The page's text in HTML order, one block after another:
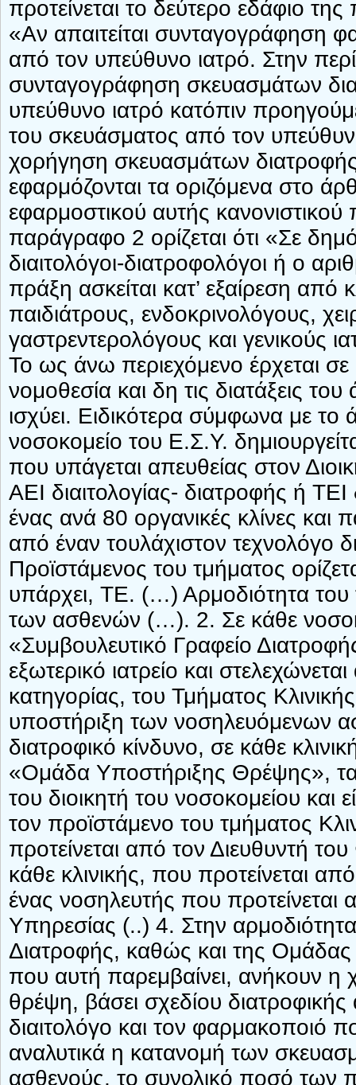
προτείνεται το δεύτερο εδάφιο
«Αν απαιτείται συνταγογράφηση
από τον υπεύθυνο ιατρό. Στην
συνταγογράφηση σκευασμάτων
υπεύθυνο ιατρό κατόπιν
του σκευάσματος από τον
χορήγηση σκευασμάτων διατροφής
εφαρμόζονται τα οριζόμενα στο
εφαρμοστικού αυτής
παράγραφο 2 ορίζεται ότι «Σε
διαιτολόγοι-διατροφολόγοι ή ο
πράξη ασκείται κατ’ εξαίρεση από
παιδιάτρους, ενδοκρινολόγους,
γαστρεντερολόγους και γενικούς
Το ως άνω περιεχόμενο έρχεται
νομοθεσία και δη τις διατάξεις
ισχύει. Ειδικότερα σύμφωνα με
νοσοκομείο του Ε.Σ.Υ.
που υπάγεται απευθείας στον
ΑΕΙ διαιτολογίας- διατροφής ή ΤΕΙ
ένας ανά 80 οργανικές κλίνες
από έναν τουλάχιστον τεχνολόγο
Προϊστάμενος του τμήματος
υπάρχει, ΤΕ. (…) Αρμοδιότητα του
των ασθενών (…). 2. Σε κάθε
«Συμβουλευτικό Γραφείο
εξωτερικό ιατρείο και
κατηγορίας, του Τμήματος
υποστήριξη των νοσηλευόμενων
διατροφικό κίνδυνο, σε κάθε
«Ομάδα Υποστήριξης Θρέψης», τα
του διοικητή του νοσοκομείου και
τον προϊστάμενο του τμήματος
προτείνεται από τον Διευθυντή
κάθε κλινικής, που προτείνεται
ένας νοσηλευτής που προτείνεται
Υπηρεσίας (..) 4. Στην
Διατροφής, καθώς και της
που αυτή παρεμβαίνει, ανήκουν
θρέψη, βάσει σχεδίου
διαιτολόγο και τον φαρμακοποιό
αναλυτικά η κατανομή των
ασθενούς, το συνολικό ποσό των